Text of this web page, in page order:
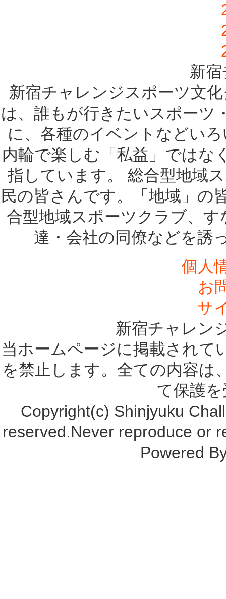
新
新宿チャレンジスポーツ文
は、誰もが行きたいスポーツ
に、各種のイベントなどい
内輪で楽しむ「私益」ではな
指しています。 総合型地域
民の皆さんです。「地域」の
合型地域スポーツクラブ、
達・会社の同僚などを誘
個人
お
サ
新宿チャレン
当ホームページに掲載されて
を禁止します。全ての内容は
て保護
Copyright(c) Shinjyuku
reserved.Never reproduce or
Powered